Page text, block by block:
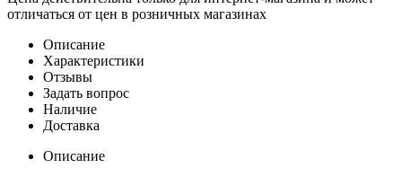
отличаться от цен в розничных магазинах
Описание
Характеристики
Отзывы
Задать вопрос
Наличие
Доставка
Описание